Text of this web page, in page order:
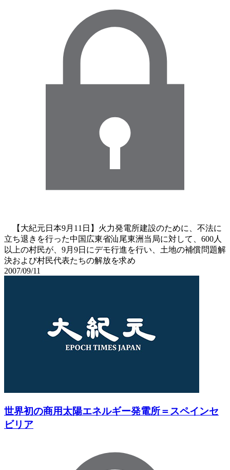
【大紀元日本9月11日】火力発電所建設のために、不法に
立ち退きを行った中国広東省汕尾東洲当局に対して、600人
以上の村民が、9月9日にデモ行進を行い、土地の補償問題解
決および村民代表たちの解放を求め
2007/09/11
世界初の商用太陽エネルギー発電所＝スペインセ
ビリア